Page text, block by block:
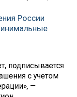
России
подписывается
с учетом
—